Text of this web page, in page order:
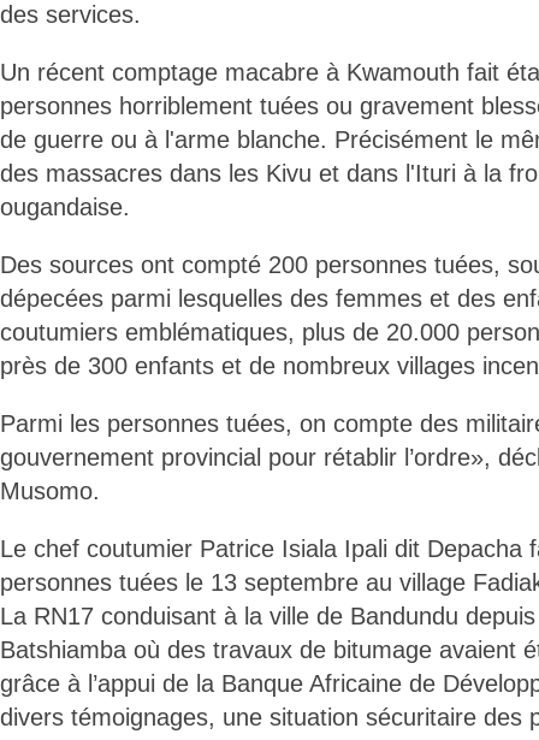
des services.
Un récent comptage macabre à Kwamouth fait
personnes horriblement tuées ou gravement
de guerre ou à l'arme blanche. Précisément le
des massacres dans les Kivu et dans l'Ituri à la
ougandaise.
Des sources ont compté 200 personnes tuées,
dépecées parmi lesquelles des femmes et des
coutumiers emblématiques, plus de 20.000
près de 300 enfants et de nombreux villages
Parmi les personnes tuées, on compte des
gouvernement provincial pour rétablir l’ordre»,
Musomo.
Le chef coutumier Patrice Isiala Ipali dit Depacha
personnes tuées le 13 septembre au village
La RN17 conduisant à la ville de Bandundu
Batshiamba où des travaux de bitumage avaient
grâce à l’appui de la Banque Africaine de
divers témoignages, une situation sécuritaire des